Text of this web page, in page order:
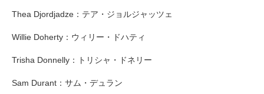
Thea Djordjadze：テア・ジョルジャッツェ
Willie Doherty：ウィリー・ドハティ
Trisha Donnelly：トリシャ・ドネリー
Sam Durant：サム・デュラン